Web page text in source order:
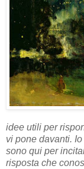
idee utili per
vi pone davanti.
sono qui per
risposta che